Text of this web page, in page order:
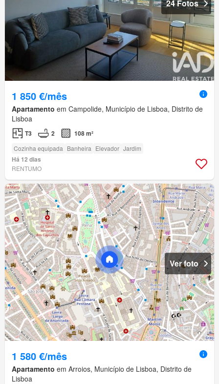
24 Fotos
1 850 €/mês
Apartamento em Campolide, Município de Lisboa, Distrito de
Lisboa
T3 2 108 m²
Cozinha equipada Banheira Elevador Jardim
Há 12 dias
RENTUMO
Ver foto
1 580 €/mês
Apartamento em Arroios, Município de Lisboa, Distrito de
Lisboa